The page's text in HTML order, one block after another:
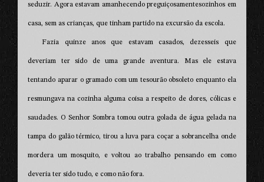
seduzir. Agora estavam amanhecendo preguiçosamentesozinhos em
casa, sem as crianças, que tinham partido na excursão da escola.
Fazia quinze anos que estavam casados, dezesseis que
deveriam ter sido de uma grande aventura. Mas ele estava
tentando aparar o gramado com um tesourão obsoleto enquanto ela
resmungava na cozinha alguma coisa a respeito de dores, cólicas e
saudades. O Senhor Sombra tomou outra golada de água gelada na
tampa do galão térmico, tirou a luva para coçar a sobrancelha onde
mordera um mosquito, e voltou ao trabalho pensando em como
deveria ter sido tudo, e como não fora.